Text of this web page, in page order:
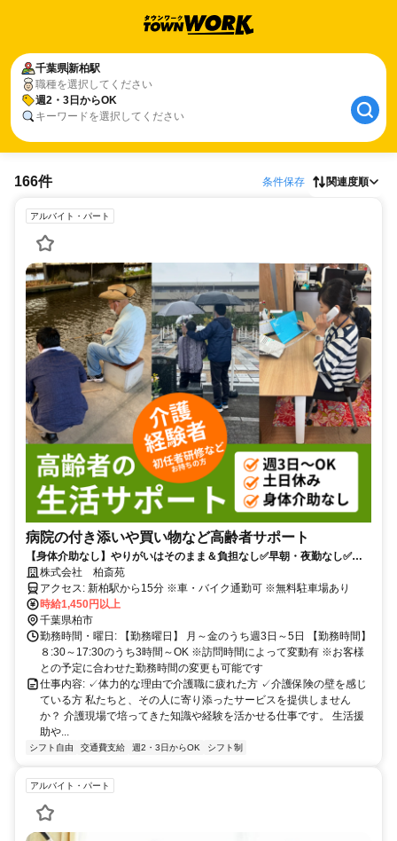
千葉県新柏駅
職種を選択してください
週2・3日からOK
キーワードを選択してください
166件 条件保存 関連度順
アルバイト・パート
病院の付き添いや買い物など高齢者サポート
【身体介助なし】やりがいはそのまま＆負担なし✅早朝・夜勤なし✅週
３日～OK
株式会社 柏斎苑
アクセス: 新柏駅から15分 ※車・バイク通勤可 ※無料駐車場あり
時給1,450円以上
千葉県柏市
勤務時間・曜日: 【勤務曜日】 月～金のうち週3日～5日 【勤務時間】
８:30～17:30のうち3時間～OK ※訪問時間によって変動有 ※お客様
との予定に合わせた勤務時間の変更も可能です
仕事内容: ✓体力的な理由で介護職に疲れた方 ✓介護保険の壁を感じ
ている方 私たちと、その人に寄り添ったサービスを提供しません
か？ 介護現場で培ってきた知識や経験を活かせる仕事です。 生活援
助や...
シフト自由 交通費支給 週2・3日からOK シフト制
アルバイト・パート